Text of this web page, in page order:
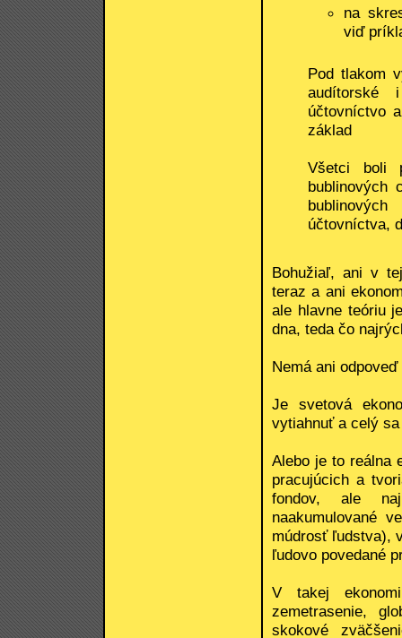
na
viď
Pod tlakom
audítorské
účtovníctvo
základ
Všetci boli
bublinových
účtovníctva,
Bohužiaľ, ani v
teraz a ani
ale hlavne teóriu
dna, teda čo
Nemá ani
Je svetová
vytiahnuť a celý
Alebo je to reálna
pracujúcich a
fondov, ale
naakumulované
múdrosť ľudstva),
ľudovo povedané
V takej
zemetrasenie,
skokové